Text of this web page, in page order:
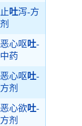
止吐泻-方
剂
恶心呕吐-
中药
恶心呕吐-
方剂
恶心欲吐-
方剂